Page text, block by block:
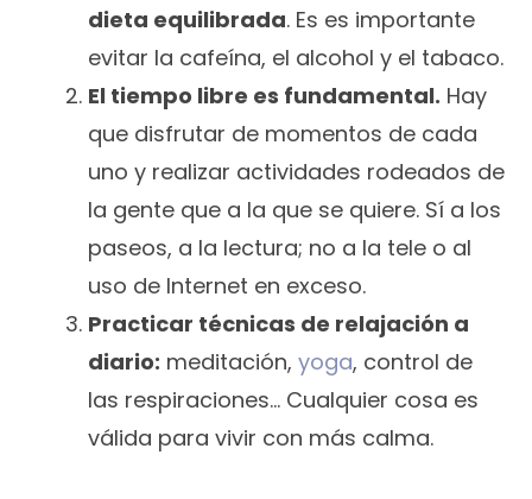
dieta equilibrada. Es es importante
evitar la cafeína, el alcohol y el tabaco.
El tiempo libre es fundamental. Hay
que disfrutar de momentos de cada
uno y realizar actividades rodeados de
la gente que a la que se quiere. Sí a los
paseos, a la lectura; no a la tele o al
uso de Internet en exceso.
Practicar técnicas de relajación a
diario: meditación, yoga, control de
las respiraciones… Cualquier cosa es
válida para vivir con más calma.